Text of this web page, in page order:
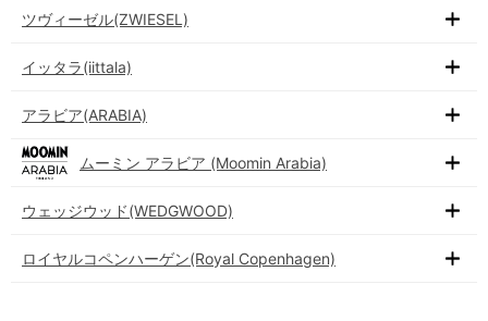
ツヴィーゼル(ZWIESEL)
イッタラ(iittala)
アラビア(ARABIA)
ムーミン アラビア (Moomin Arabia)
ウェッジウッド(WEDGWOOD)
ロイヤルコペンハーゲン(Royal Copenhagen)